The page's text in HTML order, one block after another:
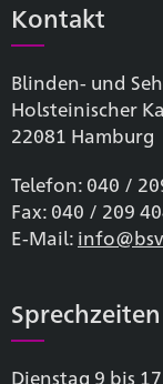
Kontakt
Blinden- und
Holsteinischer
22081 Hamburg
Telefon: 040 /
Fax: 040 / 209
E-Mail:
Sprechzeiten
Dienstag 9 bis